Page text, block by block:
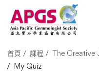
首頁 課程 The Creative
My Quiz